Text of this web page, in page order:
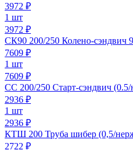
3972 ₽
1 шт
3972 ₽
СК90 200/250 Колено-сэндвич
7609 ₽
1 шт
7609 ₽
СС 200/250 Старт-сэндвич
2936 ₽
1 шт
2936 ₽
КТШ 200 Труба шибер (0,5/
2722 ₽